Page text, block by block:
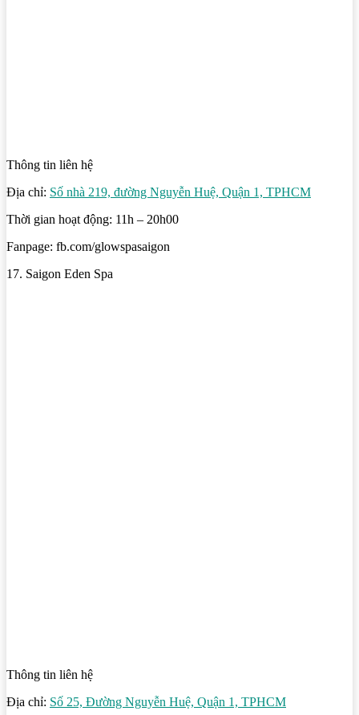
Thông tin liên hệ
Địa chỉ: Số nhà 219, đường Nguyễn Huệ, Quận 1, TPHCM
Thời gian hoạt động: 11h – 20h00
Fanpage: fb.com/glowspasaigon
17. Saigon Eden Spa
Thông tin liên hệ
Địa chỉ: Số 25, Đường Nguyễn Huệ, Quận 1, TPHCM